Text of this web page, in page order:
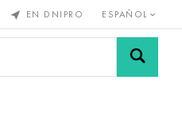
EN DNIPRO ESPAÑOL
Mallas y